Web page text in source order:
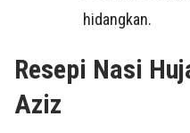
hidangkan.
Resepi Nasi
Aziz